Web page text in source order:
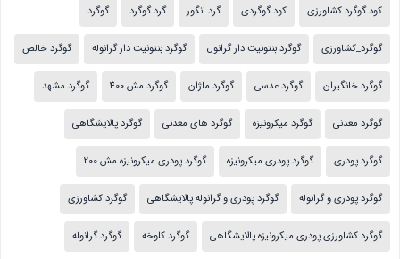
کود گوگرد کشاورزی کود گوگردی گرد انگور گرد گوگرد گوگرد
گوگرد_کشاورزی گوگرد بنتونیت دار گرانول گوگرد بنتونیت دار گرانوله گوگرد خالص
گوگرد خانگیران گوگرد عدسی گوگرد ماژان گوگرد مش 400 گوگرد مشهد
گوگرد معدنی گوگرد میکرونیزه گوگرد های معدنی گوگرد پالایشگاهی
گوگرد پودری گوگرد پودری میکرونیزه گوگرد پودری میکرونیزه مش 200
گوگرد پودری و گرانوله گوگرد پودری و گرانوله پالایشگاهی گوگرد کشاورزی
گوگرد کشاورزی پودری میکرونیزه پالایشگاهی گوگرد کلوخه گوگرد گرانوله